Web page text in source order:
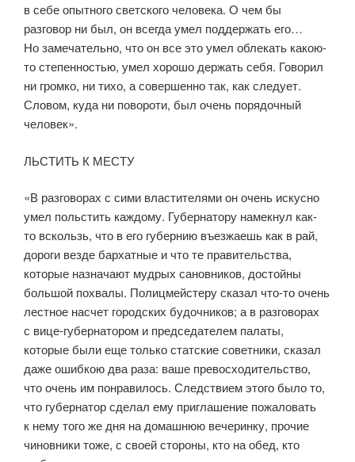
в себе опытного светского человека. О чем бы
разговор ни был, он всегда умел поддержать его…
Но замечательно, что он все это умел облекать какою-
то степенностью, умел хорошо держать себя. Говорил
ни громко, ни тихо, а совершенно так, как следует.
Словом, куда ни повороти, был очень порядочный
человек».
ЛЬСТИТЬ К МЕСТУ
«В разговорах с сими властителями он очень искусно
умел польстить каждому. Губернатору намекнул как-
то вскользь, что в его губернию въезжаешь как в рай,
дороги везде бархатные и что те правительства,
которые назначают мудрых сановников, достойны
большой похвалы. Полицмейстеру сказал что-то очень
лестное насчет городских будочников; а в разговорах
с вице-губерна­тором и председателем палаты,
которые были еще только статские советники, сказал
даже ошибкою два раза: ваше превосходительство,
что очень им понра­вилось. Следствием этого было то,
что губернатор сделал ему приглашение пожаловать
к нему того же дня на домашнюю вечеринку, прочие
чиновники тоже, с своей стороны, кто на обед, кто